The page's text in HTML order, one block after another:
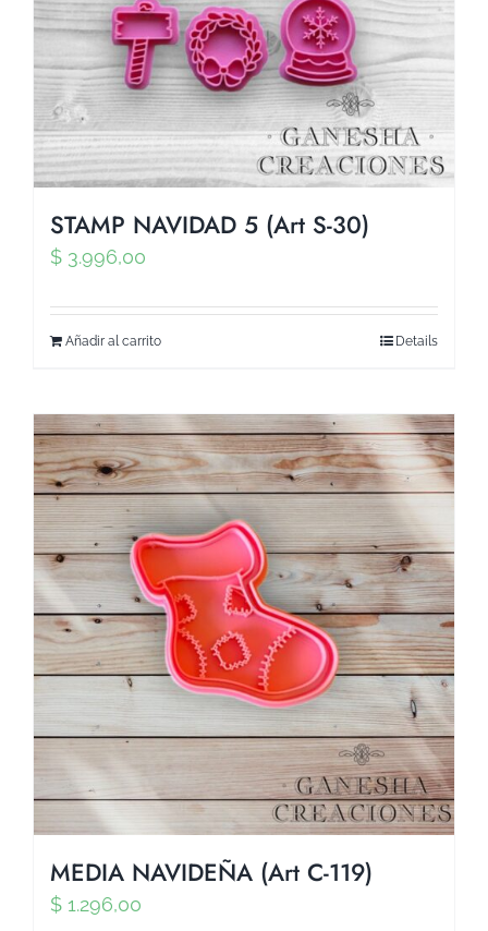
STAMP NAVIDAD 5 (Art S-30)
$ 3.996,00
Añadir al carrito Details
MEDIA NAVIDEÑA (Art C-119)
$ 1.296,00